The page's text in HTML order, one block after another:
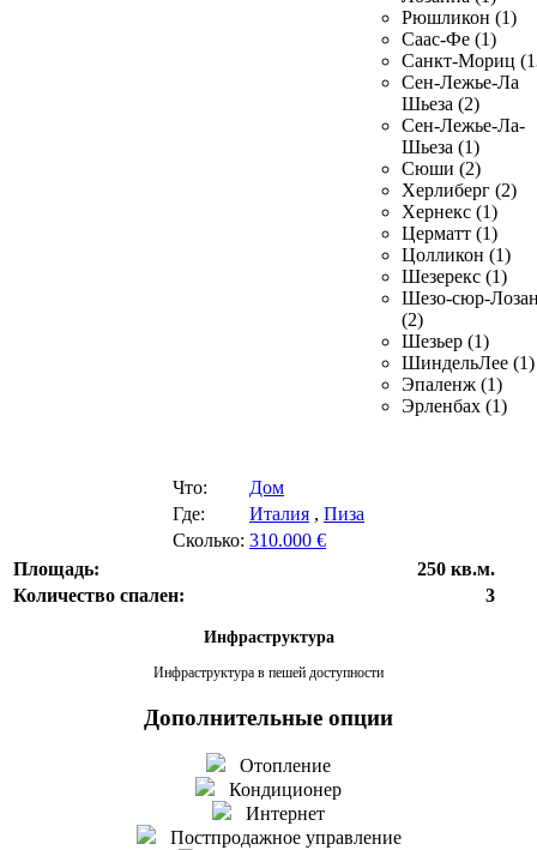
Рюшликон (1)
Саас-Фе (1)
Санкт-Мориц
Сен-Лежье-Ла
Шьеза (2)
Сен-Лежье-Ла-
Шьеза (1)
Сюши (2)
Херлиберг (2)
Хернекс (1)
Церматт (1)
Цолликон (1)
Шезерекс (1)
Шезо-сюр-
(2)
Шезьер (1)
ШиндельЛее (1)
Эпаленж (1)
Эрленбах (1)
Что:
Дом
Где:
Италия , Пиза
Сколько: 310.000 €
Площадь:
250 кв.м.
Количество спален:
3
Инфраструктура
Инфраструктура в пешей доступности
Дополнительные опции
Отопление
Кондиционер
Интернет
Постпродажное управление